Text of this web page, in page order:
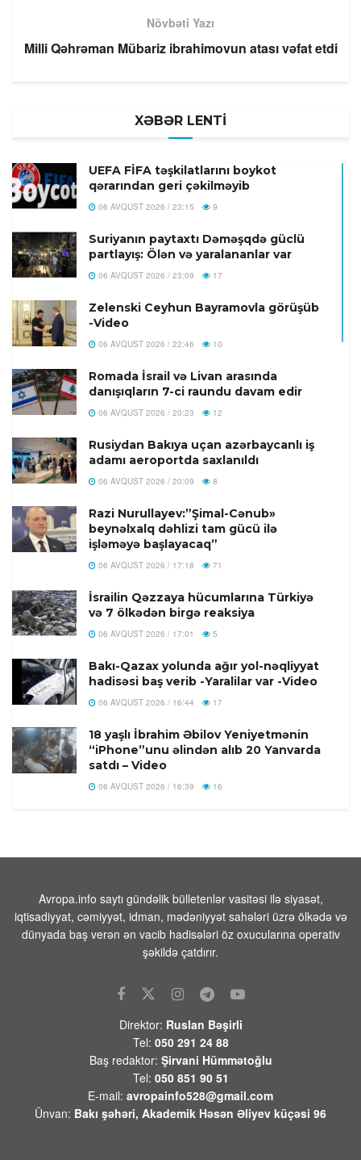
Növbəti Yazı
Milli Qəhrəman Mübariz ibrahimovun atası vəfat etdi
XƏBƏR LENTİ
UEFA FİFA təşkilatlarını boykot
qərarından geri çəkilməyib
06 AVQUST 2026 / 23:15 9
Suriyanın paytaxtı Dəməşqdə güclü
partlayış: Ölən və yaralananlar var
06 AVQUST 2026 / 23:09 17
Zelenski Ceyhun Bayramovla görüşüb
-Video
06 AVQUST 2026 / 22:46 10
Romada İsrail və Livan arasında
danışıqların 7-ci raundu davam edir
06 AVQUST 2026 / 20:23 12
Rusiydan Bakıya uçan azərbaycanlı iş
adamı aeroportda saxlanıldı
06 AVQUST 2026 / 20:09 8
Razi Nurullayev:”Şimal-Cənub»
beynəlxalq dəhlizi tam gücü ilə
işləməyə başlayacaq”
06 AVQUST 2026 / 17:18 71
İsrailin Qəzzaya hücumlarına Türkiyə
və 7 ölkədən birgə reaksiya
06 AVQUST 2026 / 17:01 5
Bakı-Qazax yolunda ağır yol-nəqliyyat
hadisəsi baş verib -Yaralilar var -Video
06 AVQUST 2026 / 16:44 17
18 yaşlı İbrahim Əbilov Yeniyetmənin
“iPhone”unu əlindən alıb 20 Yanvarda
satdı – Video
06 AVQUST 2026 / 16:39 16
Vüqar Dadaşov -Azərbaycan: Qaranlıq
keçmişdən aydınlıq tarixə” kitabına
münasibətim
06 AVQUST 2026 / 13:09 117
Elxan Şahinoğlu:”Kreml Ceyhun
Bayramovun Kiyevdəki görüşlərini də
diqqətlə izləyəcək”
06 AVQUST 2026 / 12:33 8
Behnam Səidi: “Hörmüz boğazı İrana
qarşı təhdidlər bitənə qədər bağlı
qalacaq”
06 AVQUST 2026 / 12:24
Avropa.info saytı gündəlik bülletenlər vasitəsi ilə siyasət,
iqtisadiyyat, cəmiyyət, idman, mədəniyyət sahələri üzrə ölkədə və
dünyada baş verən ən vacib hadisələri öz oxucularına operativ
şəkildə çatdırır.
Direktor: Ruslan Bəşirli
Tel: 050 291 24 88
Baş redaktor: Şirvani Hümmətoğlu
Tel: 050 851 90 51
E-mail: avropainfo528@gmail.com
Ünvan: Bakı şəhəri, Akademik Həsən Əliyev küçəsi 96